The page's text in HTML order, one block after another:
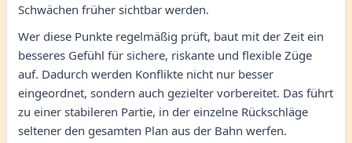
Schwächen früher sichtbar werden.
Wer diese Punkte regelmäßig prüft, baut mit der Zeit ein
besseres Gefühl für sichere, riskante und flexible Züge
auf. Dadurch werden Konflikte nicht nur besser
eingeordnet, sondern auch gezielter vorbereitet. Das führt
zu einer stabileren Partie, in der einzelne Rückschläge
seltener den gesamten Plan aus der Bahn werfen.